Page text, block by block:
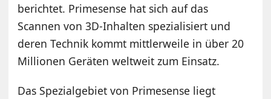
berichtet. Primesense hat sich auf das
Scannen von 3D-Inhalten spezialisiert und
deren Technik kommt mittlerweile in über 20
Millionen Geräten weltweit zum Einsatz.
Das Spezialgebiet von Primesense liegt